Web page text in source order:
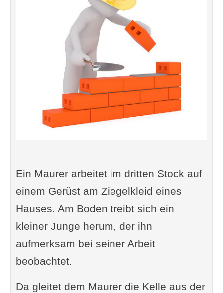
Ein Maurer arbeitet im dritten Stock auf
einem Gerüst am Ziegelkleid eines
Hauses. Am Boden treibt sich ein
kleiner Junge herum, der ihn
aufmerksam bei seiner Arbeit
beobachtet.
Da gleitet dem Maurer die Kelle aus der